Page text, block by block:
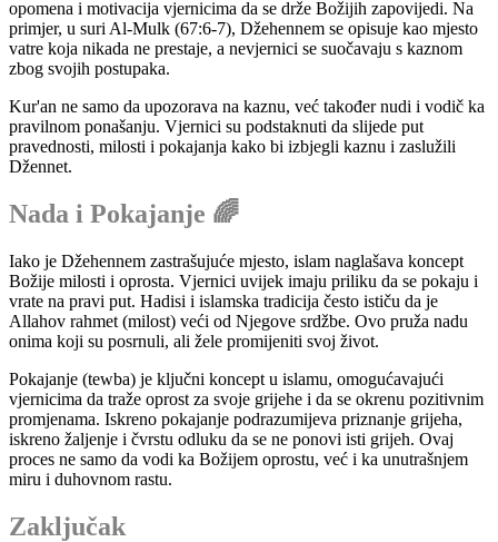
opomena i motivacija vjernicima da se drže Božijih zapovijedi. Na
primjer, u suri Al-Mulk (67:6-7), Džehennem se opisuje kao mjesto
vatre koja nikada ne prestaje, a nevjernici se suočavaju s kaznom
zbog svojih postupaka.
Kur'an ne samo da upozorava na kaznu, već također nudi i vodič ka
pravilnom ponašanju. Vjernici su podstaknuti da slijede put
pravednosti, milosti i pokajanja kako bi izbjegli kaznu i zaslužili
Džennet.
Nada i Pokajanje 🌈
Iako je Džehennem zastrašujuće mjesto, islam naglašava koncept
Božije milosti i oprosta. Vjernici uvijek imaju priliku da se pokaju i
vrate na pravi put. Hadisi i islamska tradicija često ističu da je
Allahov rahmet (milost) veći od Njegove srdžbe. Ovo pruža nadu
onima koji su posrnuli, ali žele promijeniti svoj život.
Pokajanje (tewba) je ključni koncept u islamu, omogućavajući
vjernicima da traže oprost za svoje grijehe i da se okrenu pozitivnim
promjenama. Iskreno pokajanje podrazumijeva priznanje grijeha,
iskreno žaljenje i čvrstu odluku da se ne ponovi isti grijeh. Ovaj
proces ne samo da vodi ka Božijem oprostu, već i ka unutrašnjem
miru i duhovnom rastu.
Zaključak